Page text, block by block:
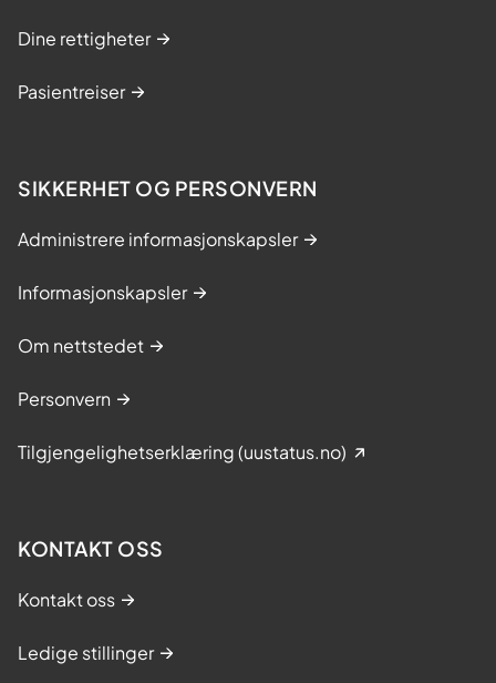
Dine rettigheter
Pasientreiser
SIKKERHET OG PERSONVERN
Administrere informasjonskapsler
Informasjonskapsler
Om nettstedet
Personvern
Tilgjengelighetserklæring (uustatus.no)
KONTAKT OSS
Kontakt oss
Ledige stillinger